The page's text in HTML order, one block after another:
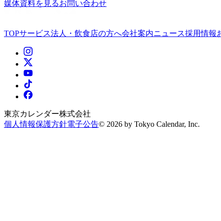
媒体資料を見るお問い合わせ
TOPサービス法人・飲食店の方へ会社案内ニュース採用情報
東京カレンダー株式会社
個人情報保護方針電子公告© 2026 by Tokyo Calendar, Inc.